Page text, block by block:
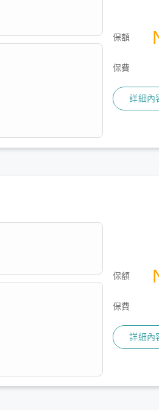
保額
保費
詳細內
保額
保費
詳細內